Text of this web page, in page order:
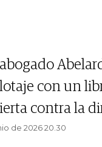
con un
contra la
de 2026 20.30